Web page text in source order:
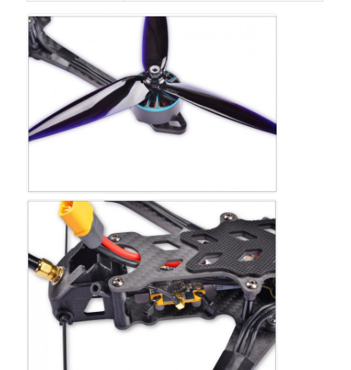
lunette d'imagerie thermique
Télémètre de laser